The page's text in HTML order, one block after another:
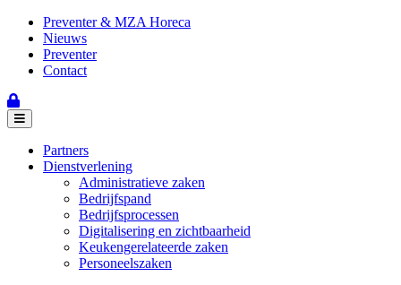
Preventer & MZA Horeca
Nieuws
Preventer
Contact
Partners
Dienstverlening
Administratieve zaken
Bedrijfspand
Bedrijfsprocessen
Digitalisering en zichtbaarheid
Keukengerelateerde zaken
Personeelszaken